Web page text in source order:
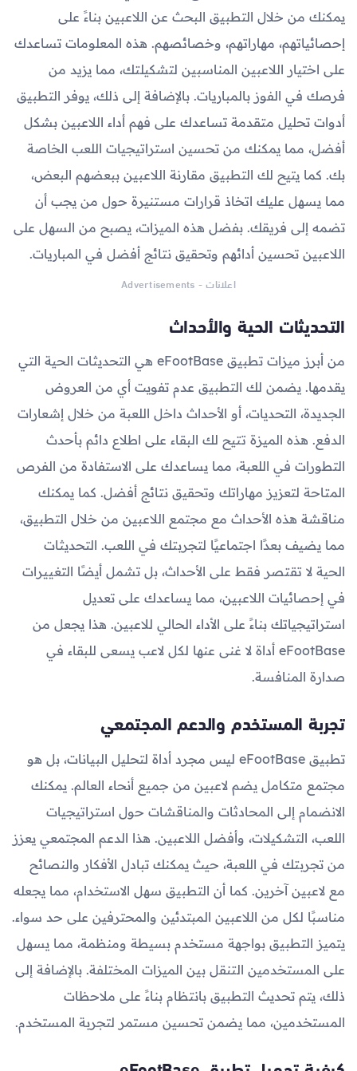
يمكنك من خلال التطبيق البحث عن اللاعبين بناءً على
إحصائياتهم، مهاراتهم، وخصائصهم. هذه المعلومات تساعدك
على اختيار اللاعبين المناسبين لتشكيلتك، مما يزيد من
فرصك في الفوز بالمباريات. بالإضافة إلى ذلك، يوفر التطبيق
أدوات تحليل متقدمة تساعدك على فهم أداء اللاعبين بشكل
أفضل، مما يمكنك من تحسين استراتيجيات اللعب الخاصة
بك. كما يتيح لك التطبيق مقارنة اللاعبين ببعضهم البعض،
مما يسهل عليك اتخاذ قرارات مستنيرة حول من يجب أن
تضمه إلى فريقك. بفضل هذه الميزات، يصبح من السهل على
اللاعبين تحسين أدائهم وتحقيق نتائج أفضل في المباريات.
اعلانات - Advertisements
التحديثات الحية والأحداث
من أبرز ميزات تطبيق eFootBase هي التحديثات الحية التي
يقدمها. يضمن لك التطبيق عدم تفويت أي من العروض
الجديدة، التحديات، أو الأحداث داخل اللعبة من خلال إشعارات
الدفع. هذه الميزة تتيح لك البقاء على اطلاع دائم بأحدث
التطورات في اللعبة، مما يساعدك على الاستفادة من الفرص
المتاحة لتعزيز مهاراتك وتحقيق نتائج أفضل. كما يمكنك
مناقشة هذه الأحداث مع مجتمع اللاعبين من خلال التطبيق،
مما يضيف بعدًا اجتماعيًا لتجربتك في اللعب. التحديثات
الحية لا تقتصر فقط على الأحداث، بل تشمل أيضًا التغييرات
في إحصائيات اللاعبين، مما يساعدك على تعديل
استراتيجياتك بناءً على الأداء الحالي للاعبين. هذا يجعل من
eFootBase أداة لا غنى عنها لكل لاعب يسعى للبقاء في
صدارة المنافسة.
تجربة المستخدم والدعم المجتمعي
تطبيق eFootBase ليس مجرد أداة لتحليل البيانات، بل هو
مجتمع متكامل يضم لاعبين من جميع أنحاء العالم. يمكنك
الانضمام إلى المحادثات والمناقشات حول استراتيجيات
اللعب، التشكيلات، وأفضل اللاعبين. هذا الدعم المجتمعي يعزز
من تجربتك في اللعبة، حيث يمكنك تبادل الأفكار والنصائح
مع لاعبين آخرين. كما أن التطبيق سهل الاستخدام، مما يجعله
مناسبًا لكل من اللاعبين المبتدئين والمحترفين على حد سواء.
يتميز التطبيق بواجهة مستخدم بسيطة ومنظمة، مما يسهل
على المستخدمين التنقل بين الميزات المختلفة. بالإضافة إلى
ذلك، يتم تحديث التطبيق بانتظام بناءً على ملاحظات
المستخدمين، مما يضمن تحسين مستمر لتجربة المستخدم.